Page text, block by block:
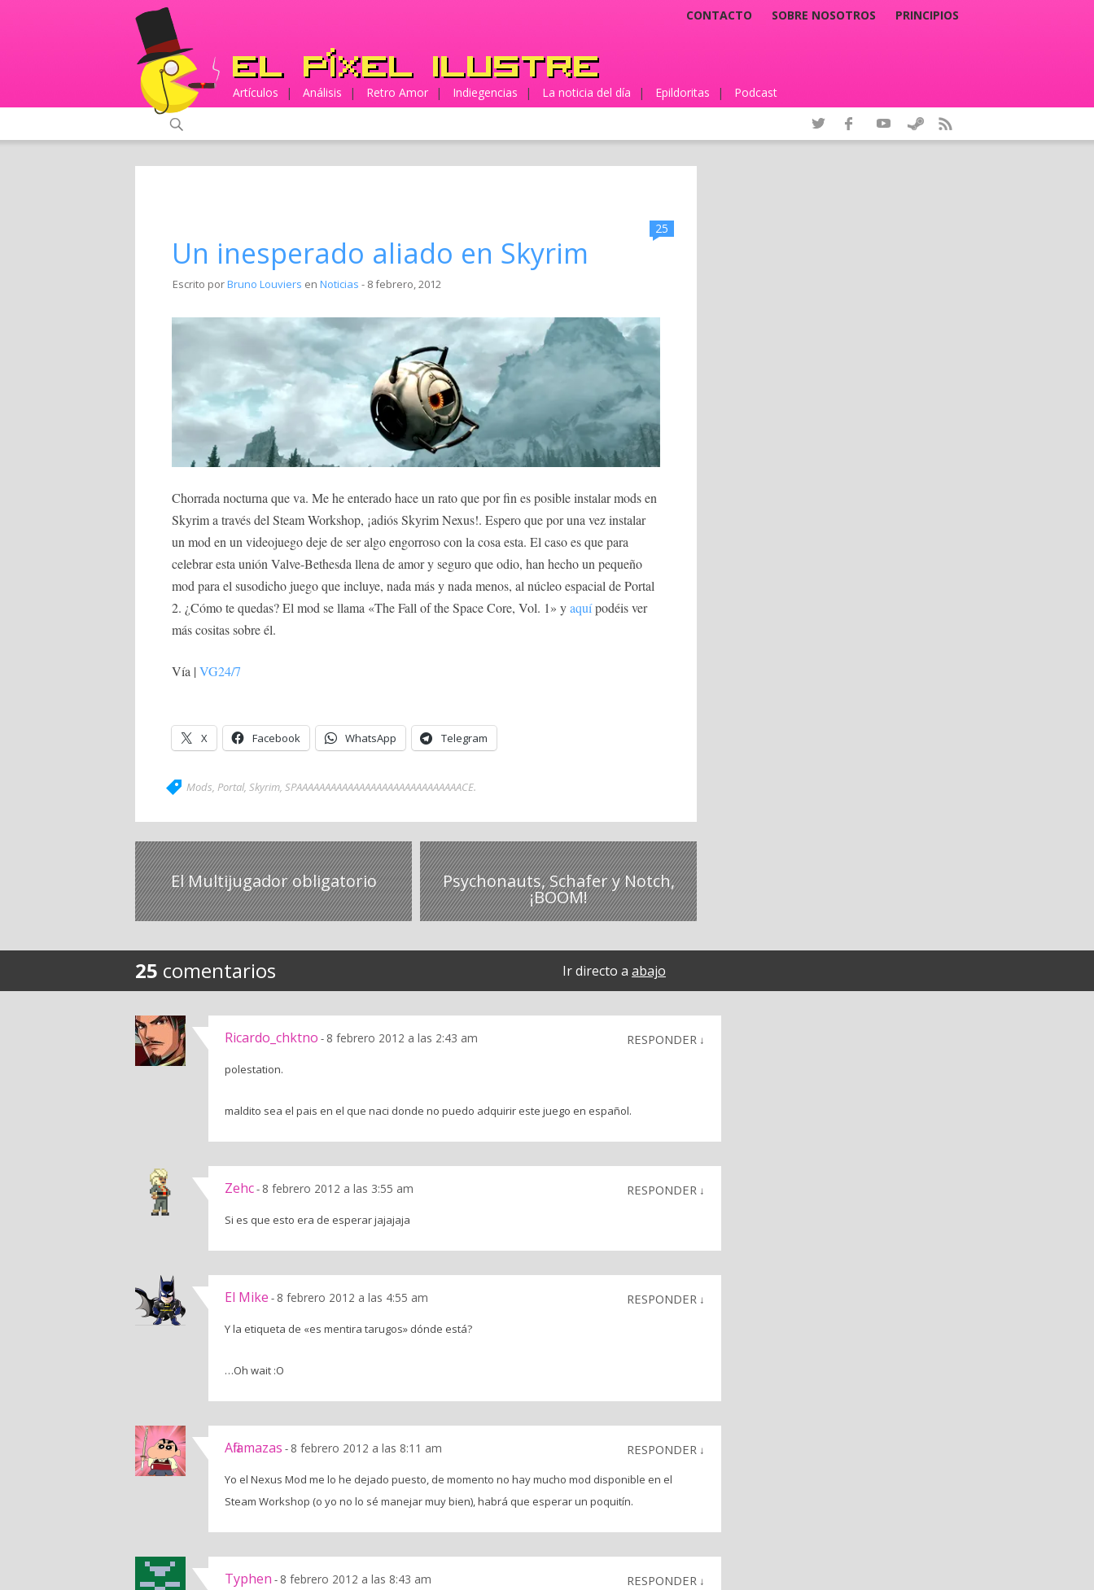
CONTACTO SOBRE NOSOTROS PRINCIPIOS
Artículos | Análisis | Retro Amor | Indiegencias | La noticia del día | Epildoritas | Podcast
25
Un inesperado aliado en Skyrim
Escrito porBruno Louviers en Noticias - 8 febrero, 2012
Chorrada nocturna que va. Me he enterado hace un rato que por fin es posible instalar mods en
Skyrim a través del Steam Workshop, ¡adiós Skyrim Nexus!. Espero que por una vez instalar
un mod en un videojuego deje de ser algo engorroso con la cosa esta. El caso es que para
celebrar esta unión Valve-Bethesda llena de amor y seguro que odio, han hecho un pequeño
mod para el susodicho juego que incluye, nada más y nada menos, al núcleo espacial de Portal
2. ¿Cómo te quedas? El mod se llama «The Fall of the Space Core, Vol. 1» yaquípodéis ver
más cositas sobre él.
Vía | VG24/7
X Facebook WhatsApp Telegram
Mods, Portal, Skyrim, SPAAAAAAAAAAAAAAAAAAAAAAAAAAAAACE.
El Multijugador obligatorio Psychonauts, Schafer y Notch,
¡BOOM!
25 comentarios Ir directo a abajo
Ricardo_chktno - 8 febrero 2012 a las 2:43 am RESPONDER ↓
polestation.
maldito sea el pais en el que naci donde no puedo adquirir este juego en español.
Zehc- 8 febrero 2012 a las 3:55 am RESPONDER ↓
Si es que esto era de esperar jajajaja
El Mike - 8 febrero 2012 a las 4:55 am RESPONDER ↓
Y la etiqueta de «es mentira tarugos» dónde está?
…Oh wait :O
Afilamazas - 8 febrero 2012 a las 8:11 am RESPONDER ↓
Yo el Nexus Mod me lo he dejado puesto, de momento no hay mucho mod disponible en el
Steam Workshop (o yo no lo sé manejar muy bien), habrá que esperar un poquitín.
Typhen - 8 febrero 2012 a las 8:43 am RESPONDER ↓